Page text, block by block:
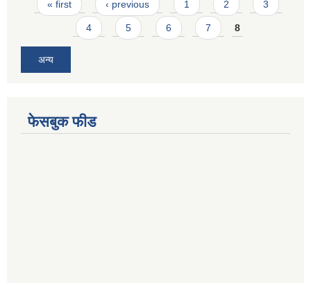
« first ‹ previous 1 2 3
4 5 6 7 8
अन्य
फेसबुक फीड